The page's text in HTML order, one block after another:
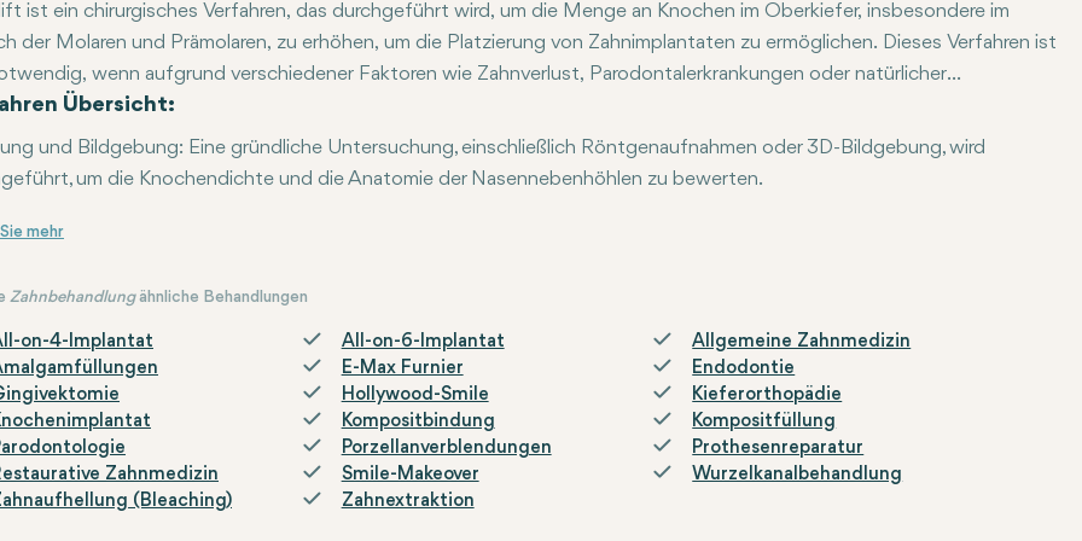
ist ein chirurgisches Verfahren, das durchgeführt wird, um die Menge an Knochen im Oberkiefer, insbesondere im
der Molaren und Prämolaren, zu erhöhen, um die Platzierung von Zahnimplantaten zu ermöglichen. Dieses Verfahren ist
wenn aufgrund verschiedener Faktoren wie Zahnverlust, Parodontalerkrankungen oder natürlicher
Variationen nicht genügend Knochenhöhe vorhanden ist.
Übersicht:
und Bildgebung: Eine gründliche Untersuchung, einschließlich Röntgenaufnahmen oder 3D-Bildgebung, wird
um die Knochendichte und die Anatomie der Nasennebenhöhlen zu bewerten.
: Es wird lokale Anästhesie oder Sedierung verabreicht, um während des Verfahrens Komfort zu gewährleisten.
zur Sinus
der Nasenschleimhaut
: Der Schnitt wird genäht, und der Heilungsprozess beginnt.
Zahnbehandlungähnliche Behandlungen
on-4-Implantat All-on-6-Implantat
Allgemeine Zahnmedizin
E-Max Furnier
Endodontie
Hollywood-Smile
Kieferorthopädie
Kompositbindung
Kompositfüllung
Porzellanverblendungen
Prothesenreparatur
Zahnmedizin
Smile-Makeover
Wurzelkanalbehandlung
(Bleaching)
Zahnextraktion